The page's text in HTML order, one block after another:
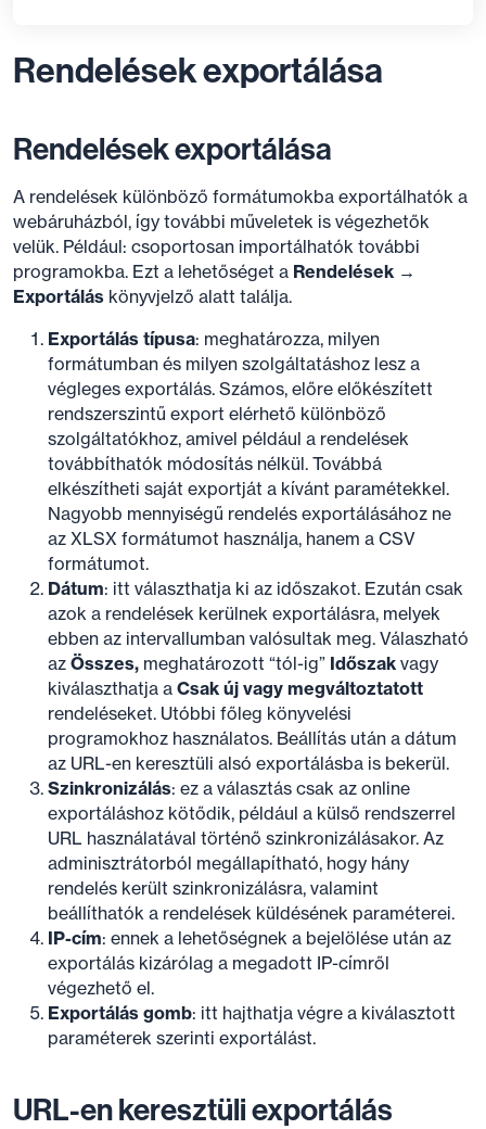
Rendelések exportálása
Rendelések exportálása
A rendelések különböző formátumokba exportálhatók a
webáruházból, így további műveletek is végezhetők
velük. Például: csoportosan importálhatók további
programokba. Ezt a lehetőséget a Rendelések →
Exportálás könyvjelző alatt találja.
Exportálás típusa: meghatározza, milyen
formátumban és milyen szolgáltatáshoz lesz a
végleges exportálás. Számos, előre előkészített
rendszerszintű export elérhető különböző
szolgáltatókhoz, amivel például a rendelések
továbbíthatók módosítás nélkül. Továbbá
elkészítheti saját exportját a kívánt paramétekkel.
Nagyobb mennyiségű rendelés exportálásához ne
az XLSX formátumot használja, hanem a CSV
formátumot.
Dátum: itt választhatja ki az időszakot. Ezután csak
azok a rendelések kerülnek exportálásra, melyek
ebben az intervallumban valósultak meg. Válaszható
az Összes, meghatározott “tól-ig” Időszak vagy
kiválaszthatja a Csak új vagy megváltoztatott
rendeléseket. Utóbbi főleg könyvelési
programokhoz használatos. Beállítás után a dátum
az URL-en keresztüli alsó exportálásba is bekerül.
Szinkronizálás: ez a választás csak az online
exportáláshoz kötődik, például a külső rendszerrel
URL használatával történő szinkronizálásakor. Az
adminisztrátorból megállapítható, hogy hány
rendelés került szinkronizálásra, valamint
beállíthatók a rendelések küldésének paraméterei.
IP-cím: ennek a lehetőségnek a bejelölése után az
exportálás kizárólag a megadott IP-címről
végezhető el.
Exportálás gomb: itt hajthatja végre a kiválasztott
paraméterek szerinti exportálást.
URL-en keresztüli exportálás